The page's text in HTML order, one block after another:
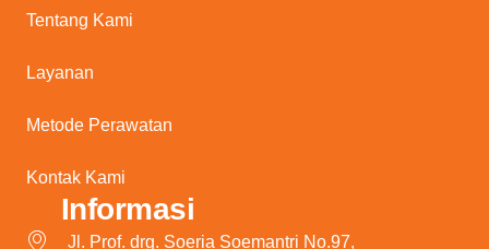
Tentang Kami
Layanan
Metode Perawatan
Kontak Kami
Informasi
Jl. Prof. drg. Soeria Soemantri No.97,